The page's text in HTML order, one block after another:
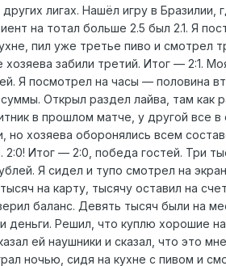
лигах. Нашёл игру в
на тотал больше 2.5 был 2.1. Я
пил уже третье пиво и
забили третий. Итог — 2:1.
Я посмотрел на часы — половина
Открыл раздел лайва, там как
в прошлом матче, у другой все
но хозяева оборонялись всем
Итог — 2:0, победа гостей. Три
Я сидел и тупо смотрел на
на карту, тысячу оставил на
баланс. Девять тысяч были на
деньги. Решил, что куплю хорошие
ей наушники и сказал, что это
ночью, сидя на кухне с пивом и